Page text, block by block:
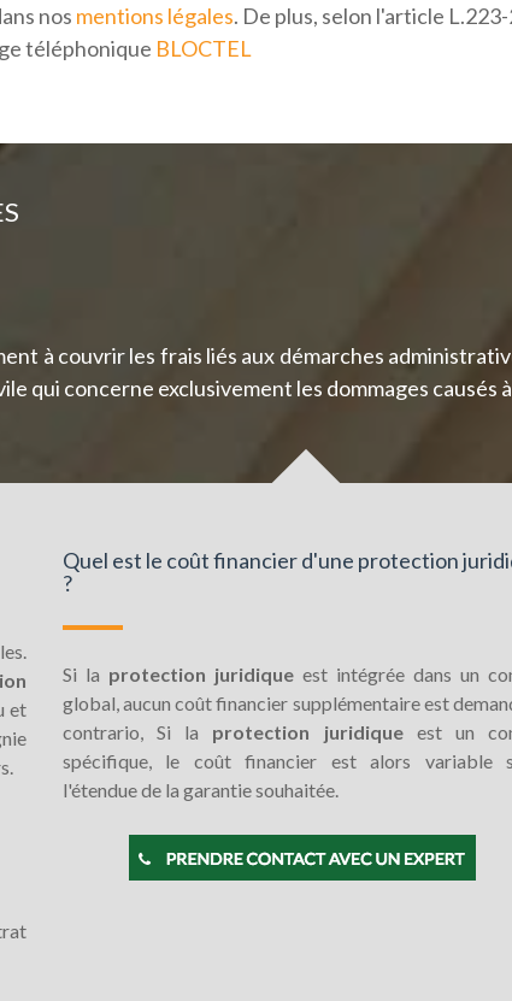
nos mentions légales. De plus, selon l'article
téléphonique BLOCTEL
à couvrir les frais liés aux démarches
qui concerne exclusivement les dommages causés
et
Quel est le coût financier d'une protection
?
Si la protection juridiqueest intégrée dans un
global, aucun coût financier supplémentaire est
contrario, Si la protection juridiqueest un
spécifique, le coût financier est alors variable
l'étendue de la garantie souhaitée.